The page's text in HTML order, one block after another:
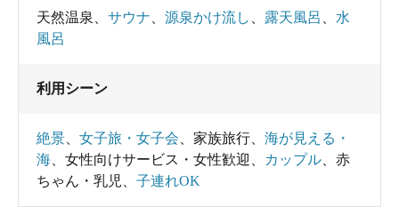
天然温泉 サウナ 源泉かけ流し 露天風呂
水
風呂
利用シーン
絶景 女子旅・女子会 家族旅行
海が見える・
海
女性向けサービス・女性歓迎 カップル
赤
ちゃん・乳児
子連れOK